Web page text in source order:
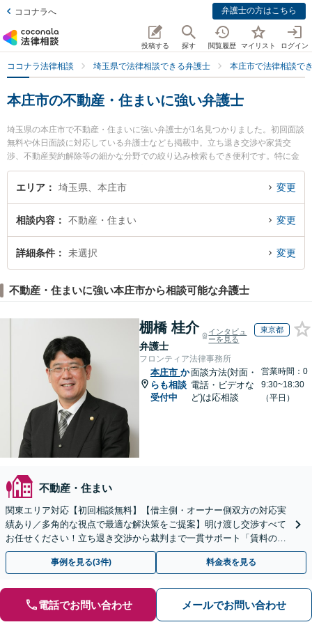
ココナラへ 弁護士の方はこちら
投稿する 探す 閲覧履歴 マイリスト ログイン
ココナラ法律相談 埼玉県で法律相談できる弁護士 本庄市で法律相談で
本庄市の不動産・住まいに強い弁護士
埼玉県の本庄市で不動産・住まいに強い弁護士が1名見つかりました。初回面談
無料や休日面談に対応している弁護士なども掲載中。立ち退き交渉や家賃交
渉、不動産契約解除等の細かな分野での絞り込み検索もでき便利です。特に金
井法律事務所の金井 英幸弁護士のプロフィール情報や弁護士費用、強みなどが
注目されています。『本庄市で土日や夜間に発生した不動産・住まいのトラブ
できる本庄市内の弁護士に相談予約したい』などでお困りの相談者さんにおす
すめです。
エリア 埼玉県、本庄市 変更
相談内容 不動産・住まい 変更
詳細条件 未選択 変更
不動産・住まいに強い本庄市から相談可能な弁護士
棚橋 桂介
弁護士
インタビュ
ーを見る
東京都
フロンティア法律事務所
本庄市 か
らも相談
受付中
面談方法(対面・
電話・ビデオな
ど)は応相談
営業時間：0
9:30~18:30
（平日）
不動産・住まい
関東エリア対応【初回相談無料】【借主側・オーナー側双方の対応実
績あり／多角的な視点で最適な解決策をご提案】明け渡し交渉すべて
お任せください！立ち退き交渉から裁判まで一貫サポート「賃料の増
額・減額の交渉も対応実績豊富」【休日・夜間相談可】
事例を見る(3件) 料金表を見る
電話でお問い合わせ メールでお問い合わせ